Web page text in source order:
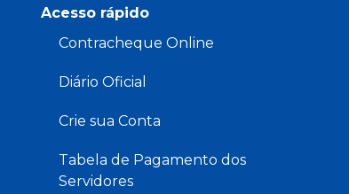
Acesso rápido
Contracheque Online
Diário Oficial
Crie sua Conta
Tabela de Pagamento dos
Servidores